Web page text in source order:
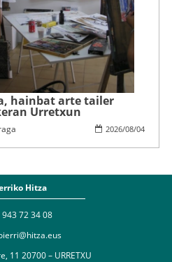
hainbat arte tailer
Urretxun
2026/08/04
Hitza
943 72 34 08
11 20700 – URRETXU